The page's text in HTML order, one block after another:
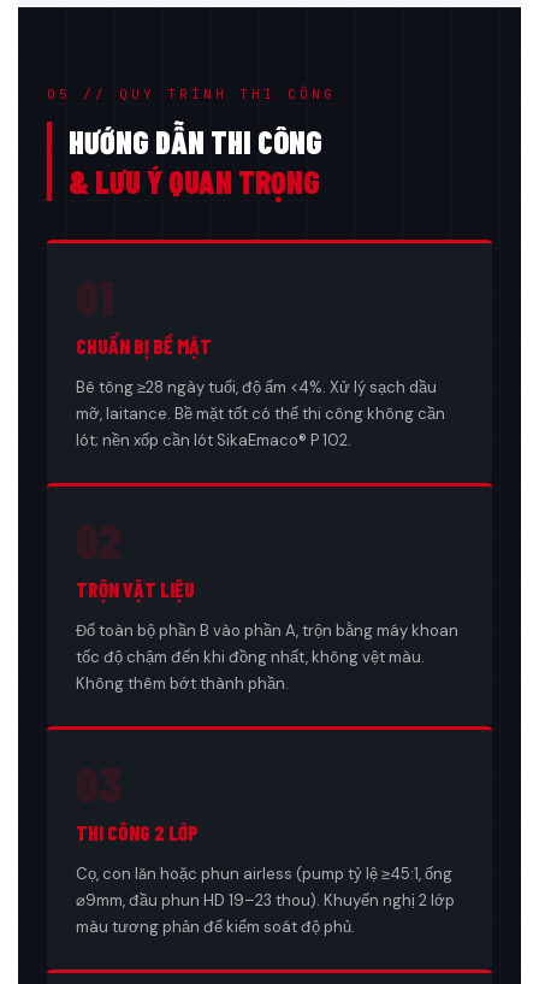
05 // QUY TRÌNH THI CÔNG
HƯỚNG DẪN THI CÔNG
& LƯU Ý QUAN TRỌNG
01
CHUẨN BỊ BỀ MẶT
Bê tông ≥28 ngày tuổi, độ ẩm <4%. Xử lý sạch dầu
mỡ, laitance. Bề mặt tốt có thể thi công không cần
lót; nền xốp cần lót SikaEmaco® P 102.
02
TRỘN VẬT LIỆU
Đổ toàn bộ phần B vào phần A, trộn bằng máy khoan
tốc độ chậm đến khi đồng nhất, không vệt màu.
Không thêm bớt thành phần.
03
THI CÔNG 2 LỚP
Cọ, con lăn hoặc phun airless (pump tỷ lệ ≥45:1, ống
⌀9mm, đầu phun HD 19–23 thou). Khuyến nghị 2 lớp
màu tương phản để kiểm soát độ phủ.